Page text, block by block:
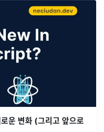
운 변화 (그리고 앞으로